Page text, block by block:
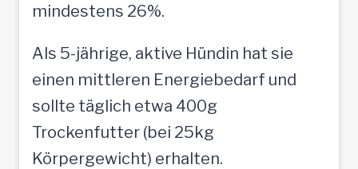
mindestens 26%.
Als 5-jährige, aktive Hündin hat sie
einen mittleren Energiebedarf und
sollte täglich etwa 400g
Trockenfutter (bei 25kg
Körpergewicht) erhalten.